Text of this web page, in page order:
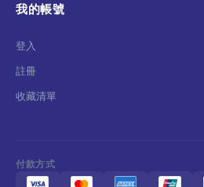
我的帳號
登入
註冊
收藏清單
付款方式